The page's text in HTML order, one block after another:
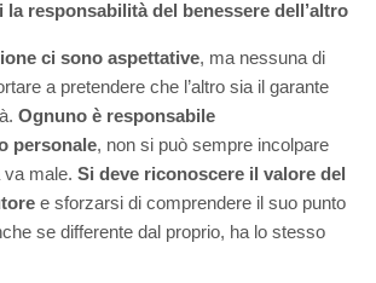
la responsabilità del benessere dell’altro
ci sono aspettative, ma nessuna di
a pretendere che l’altro sia il garante
Ognuno è responsabile
personale, non si può sempre incolpare
va male. Si deve riconoscere il valore del
e sforzarsi di comprendere il suo punto
se differente dal proprio, ha lo stesso